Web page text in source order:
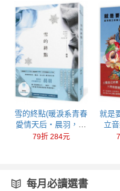
雪的終點(暖淚系青春
愛情天后‧晨羽，全
新加筆黑暗純愛系列
79折 284元
就是
立
每月必讀選書